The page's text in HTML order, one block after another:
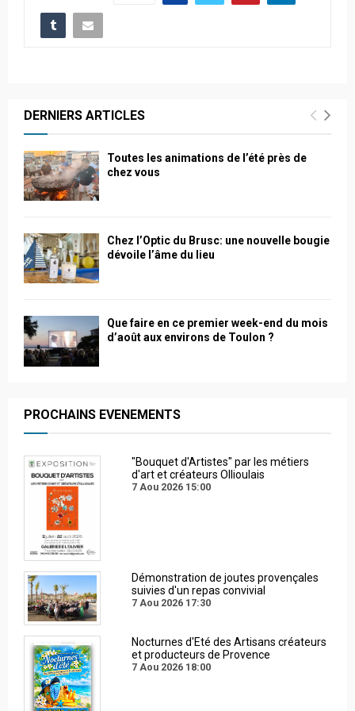
DERNIERS ARTICLES
Toutes les animations de l’été près de
chez vous
Chez l’Optic du Brusc: une nouvelle bougie
dévoile l’âme du lieu
Que faire en ce premier week-end du mois
d’août aux environs de Toulon ?
PROCHAINS EVENEMENTS
"Bouquet d'Artistes" par les métiers
d'art et créateurs Ollioulais
7 Aou 2026 15:00
Démonstration de joutes provençales
suivies d'un repas convivial
7 Aou 2026 17:30
Nocturnes d'Eté des Artisans créateurs
et producteurs de Provence
7 Aou 2026 18:00